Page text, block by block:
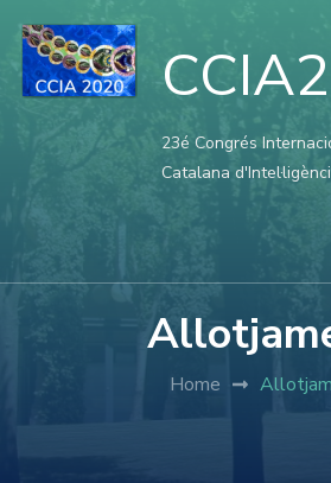
23é Congrés
Catalana
Home